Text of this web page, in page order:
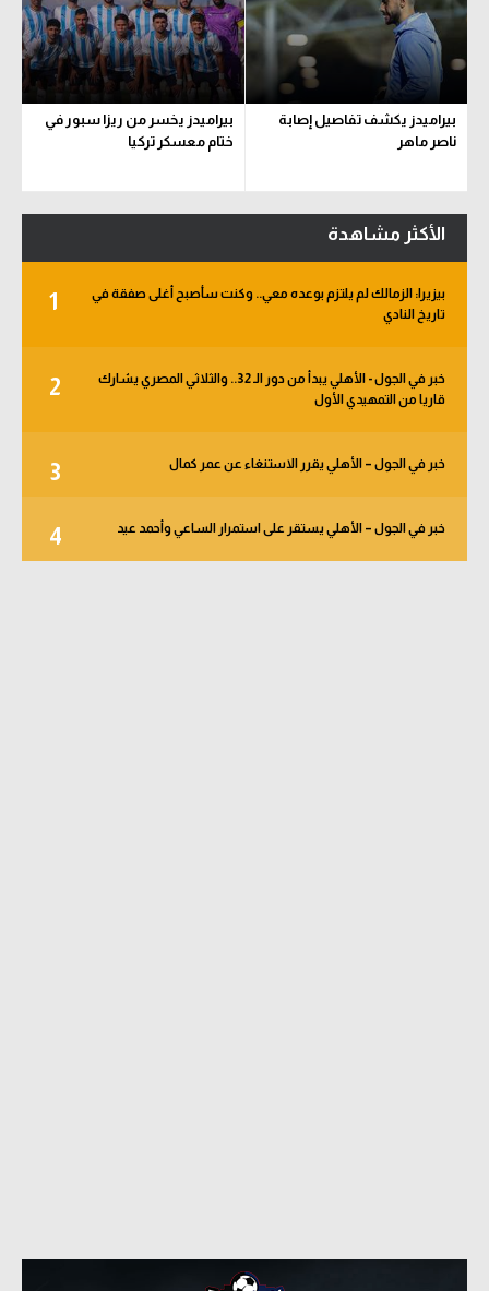
بيراميدز يكشف تفاصيل إصابة
ناصر ماهر
بيراميدز يخسر من ريزا سبور في
ختام معسكر تركيا
الأكثر مشاهدة
1
بيزيرا: الزمالك لم يلتزم بوعده معي.. وكنت سأصبح أغلى صفقة في
تاريخ النادي
2
خبر في الجول - الأهلي يبدأ من دور الـ 32.. والثلاثي المصري يشارك
قاريا من التمهيدي الأول
3 خبر في الجول – الأهلي يقرر الاستنغاء عن عمر كمال
4 خبر في الجول – الأهلي يستقر على استمرار الساعي وأحمد عيد